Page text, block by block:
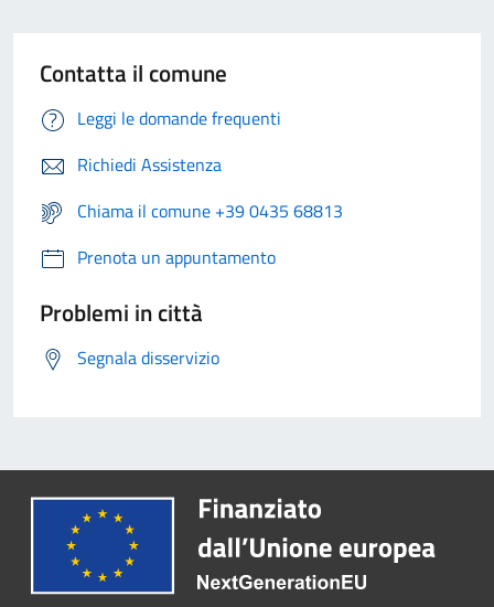
Contatta il comune
Leggi le domande frequenti
Richiedi Assistenza
Chiama il comune +39 0435 68813
Prenota un appuntamento
Problemi in città
Segnala disservizio